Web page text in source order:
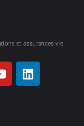
et assurances-vie